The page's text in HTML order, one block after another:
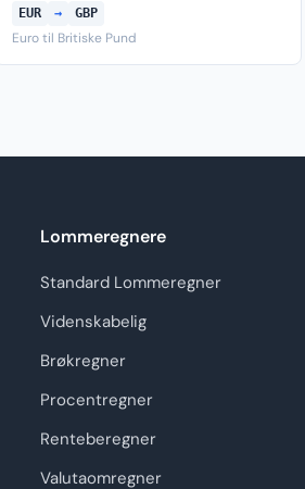
EUR → GBP
Euro til Britiske Pund
Lommeregnere
Standard Lommeregner
Videnskabelig
Brøkregner
Procentregner
Renteberegner
Valutaomregner